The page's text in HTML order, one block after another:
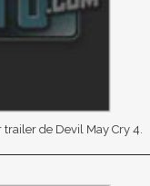
de Devil May Cry 4.